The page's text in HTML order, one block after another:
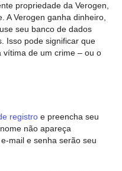
propriedade da Verogen,
A Verogen ganha dinheiro,
seu banco de dados
Isso pode significar que
vítima de um crime – ou o
registro e preencha seu
não apareça
mail e senha serão seu